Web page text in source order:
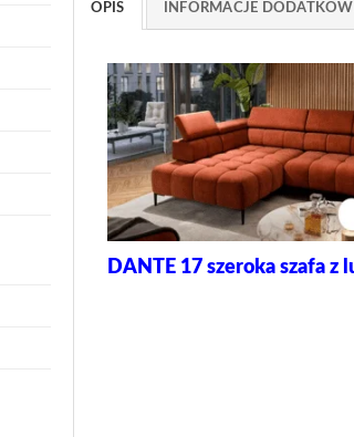
OPIS INFORMACJE
DANTE 17 szeroka szafa z